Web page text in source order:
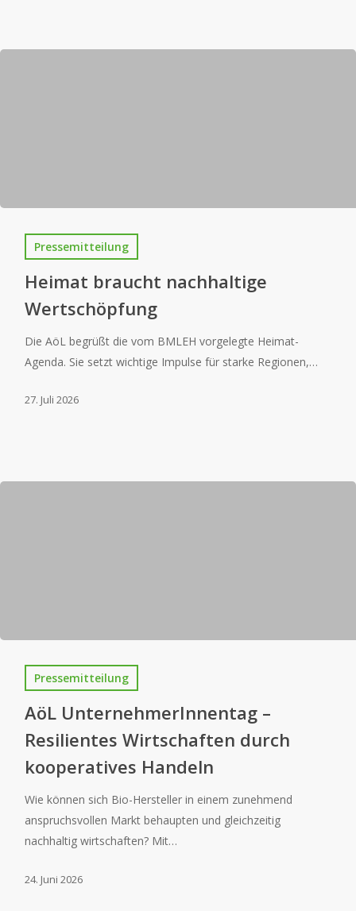
Pressemitteilung
Heimat braucht nachhaltige
Wertschöpfung
Die AöL begrüßt die vom BMLEH vorgelegte Heimat-
Agenda. Sie setzt wichtige Impulse für starke Regionen,…
27. Juli 2026
Pressemitteilung
AöL UnternehmerInnentag –
Resilientes Wirtschaften durch
kooperatives Handeln
Wie können sich Bio-Hersteller in einem zunehmend
anspruchsvollen Markt behaupten und gleichzeitig
nachhaltig wirtschaften? Mit…
24. Juni 2026